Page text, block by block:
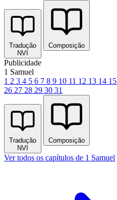
Tradução
NVI
Composição
Publicidade
1 Samuel
1 2 3 4 5 6 7 8 9 10 11 12 13 14 15
26 27 28 29 30 31
Tradução
NVI
Composição
Ver todos os capítulos de 1 Samuel